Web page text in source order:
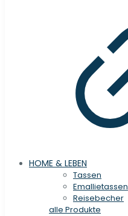
HOME & LEBEN
Tassen
Emallietassen
Reisebecher
alle Produkte